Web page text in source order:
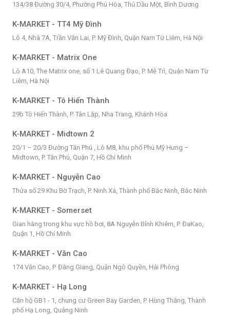
134/38 Đường 30/4, Phường Phú Hòa, Thủ Dầu Một, Bình Dương
K-MARKET - TT4 Mỹ Đình
Lô 4, Nhà 7A, Trần Văn Lai, P. Mỹ Đình, Quận Nam Từ Liêm, Hà Nội
K-MARKET - Matrix One
Lô A10, The Matrix one, số 1 Lê Quang Đạo, P. Mễ Trì, Quận Nam Từ
Liêm, Hà Nội
K-MARKET - Tô Hiến Thành
29b Tô Hiến Thành, P. Tân Lập, Nha Trang, Khánh Hòa
K-MARKET - Midtown 2
20/1 – 20/3 Đường Tân Phú , Lô M8, khu phố Phú Mỹ Hưng –
Midtown, P. Tân Phú, Quận 7, Hồ Chí Minh
K-MARKET - Nguyễn Cao
Thửa số 29 Khu Bờ Trạch, P. Ninh Xá, Thành phố Bắc Ninh, Bắc Ninh
K-MARKET - Somerset
Gian hàng trong khu vực hồ bơi, 8A Nguyễn Bỉnh Khiêm, P. ĐaKao,
Quận 1, Hồ Chí Minh
K-MARKET - Văn Cao
174 Văn Cao, P. Đằng Giang, Quận Ngô Quyền, Hải Phòng
K-MARKET - Hạ Long
Căn hộ GB1 - 1, chung cư Green Bay Garden, P. Hùng Thắng, Thành
phố Hạ Long, Quảng Ninh